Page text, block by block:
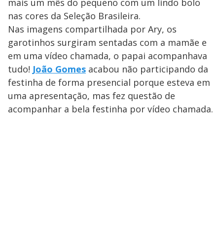
nas cores da Seleção Brasileira.
Nas imagens compartilhada por Ary, os
garotinhos surgiram sentadas com a mamãe e
em uma vídeo chamada, o papai acompanhava
tudo! João Gomes acabou não participando da
festinha de forma presencial porque esteva em
uma apresentação, mas fez questão de
acompanhar a bela festinha por vídeo chamada.